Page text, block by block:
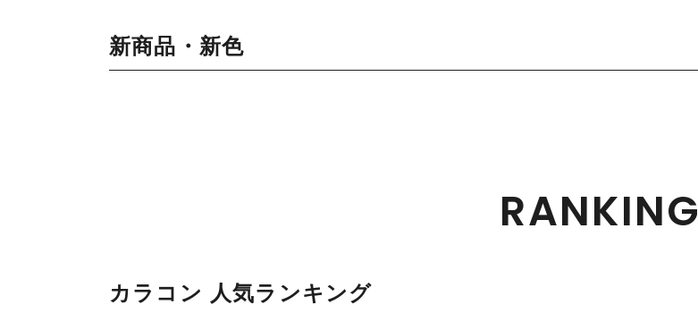
新商品・新色
RANKING
カラコン 人気ランキング